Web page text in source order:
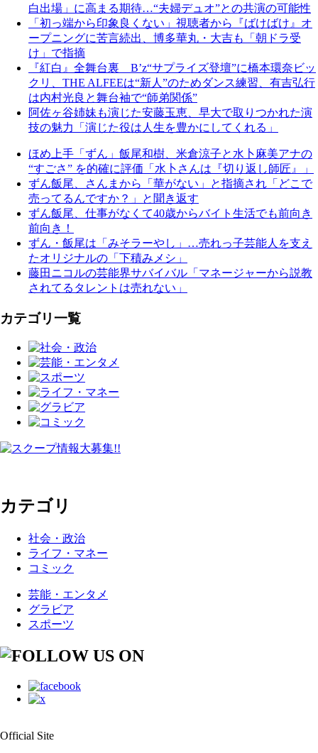
白出場」に高まる期待…“夫婦デュオ”との共演の可能性
「初っ端から印象良くない」視聴者から『ばけばけ』オ
ープニングに苦言続出、博多華丸・大吉も「朝ドラ受
け」で指摘
『紅白』全舞台裏 B’z“サプライズ登壇”に橋本環奈ビッ
クリ、THE ALFEEは“新人”のためダンス練習、有吉弘行
は内村光良と舞台袖で“師弟関係”
阿佐ヶ谷姉妹も演じた安藤玉恵、早大で取りつかれた演
技の魅力「演じた役は人生を豊かにしてくれる」
ほめ上手「ずん」飯尾和樹、米倉涼子と水卜麻美アナの
“すごさ” を的確に評価「水卜さんは『切り返し師匠』」
ずん飯尾、さんまから「華がない」と指摘され「どこで
売ってるんですか？」と聞き返す
ずん飯尾、仕事がなくて40歳からバイト生活でも前向き
前向き！
ずん・飯尾は「みそラーやし」…売れっ子芸能人を支え
たオリジナルの「下積みメシ」
藤田ニコルの芸能界サバイバル「マネージャーから説教
されてるタレントは売れない」
カテゴリ一覧
カテゴリ
社会・政治
ライフ・マネー
コミック
芸能・エンタメ
グラビア
スポーツ
Official Site